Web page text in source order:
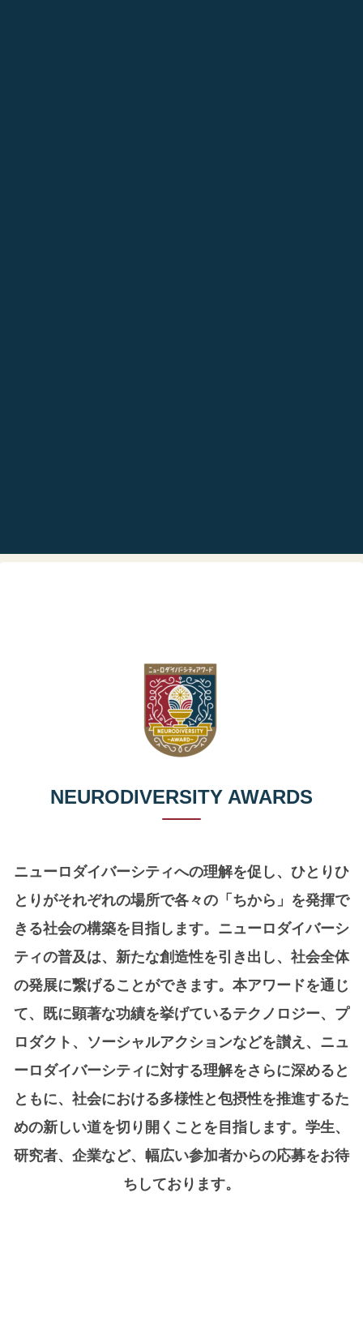
NEURODIVERSITY AWARDS
ニューロダイバーシティへの理解を促し、ひとりひ
とりがそれぞれの場所で各々の「ちから」を発揮で
きる社会の構築を目指します。ニューロダイバーシ
ティの普及は、新たな創造性を引き出し、社会全体
の発展に繋げることができます。本アワードを通じ
て、既に顕著な功績を挙げているテクノロジー、プ
ロダクト、ソーシャルアクションなどを讃え、ニュ
ーロダイバーシティに対する理解をさらに深めると
ともに、社会における多様性と包摂性を推進するた
めの新しい道を切り開くことを目指します。学生、
研究者、企業など、幅広い参加者からの応募をお待
ちしております。